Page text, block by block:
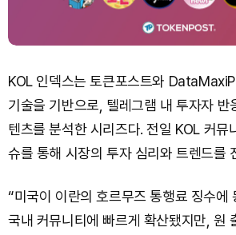
KOL 인덱스는 토큰포스트와
기술을 기반으로, 텔레그램 내 투자자 반
텐츠를 분석한 시리즈다. 전일 KOL 커뮤
슈를 통해 시장의 투자 심리와 트렌드를
“미국이 이란의 호르무즈 통행료 징수에
국내 커뮤니티에 빠르게 확산됐지만, 원